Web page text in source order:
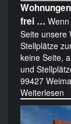
frei …
Seite unsere
Stellplätze
keine Seite,
und
99427
Weiterlesen